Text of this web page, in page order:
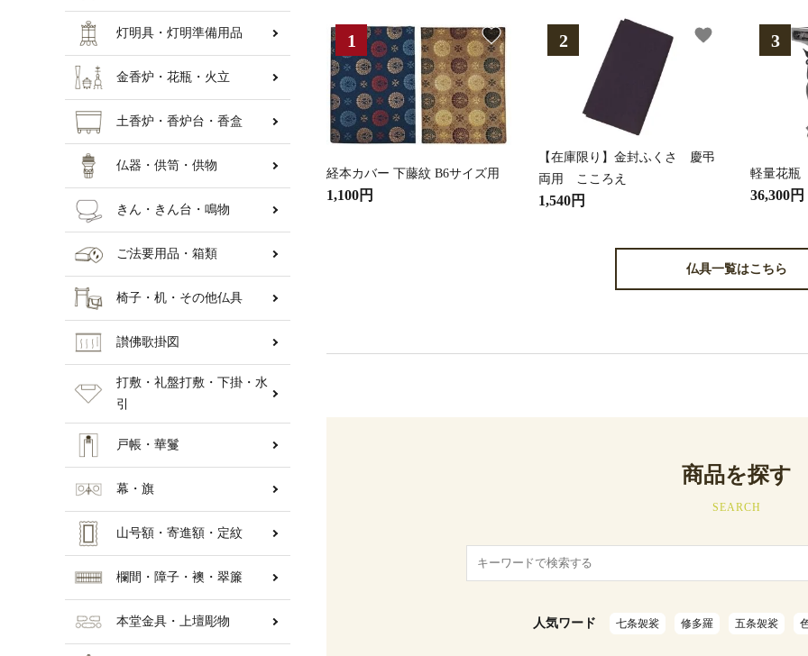
経本カバー 下藤紋 B6サイズ用
1,100円
favorite
【在庫限り】金封ふくさ 慶弔
両用 こころえ
1,540円
favorite
軽量花
36,300円
仏具一覧はこちら
商品を探す
SEARCH
人気ワード 七条袈裟 修多羅 五条袈裟
灯明具・灯明準備用品
金香炉・花瓶・火立
土香炉・香炉台・香盒
仏器・供笥・供物
きん・きん台・鳴物
ご法要用品・箱類
椅子・机・その他仏具
讃佛歌掛図
打敷・礼盤打敷・下掛・水
引
戸帳・華鬘
幕・旗
山号額・寄進額・定紋
欄間・障子・襖・翠簾
本堂金具・上壇彫物